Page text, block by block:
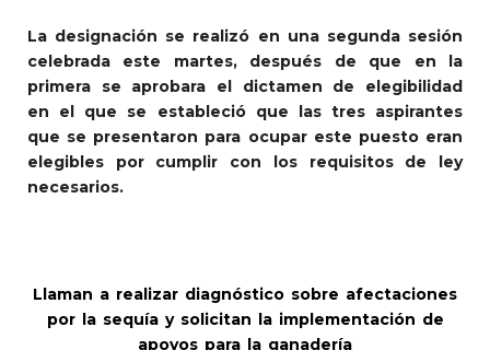
La designación se realizó en una segunda sesión
celebrada este martes, después de que en la
primera se aprobara el dictamen de elegibilidad
en el que se estableció que las tres aspirantes
que se presentaron para ocupar este puesto eran
elegibles por cumplir con los requisitos de ley
necesarios.
Llaman a realizar diagnóstico sobre afectaciones
por la sequía y solicitan la implementación de
apoyos para la ganadería